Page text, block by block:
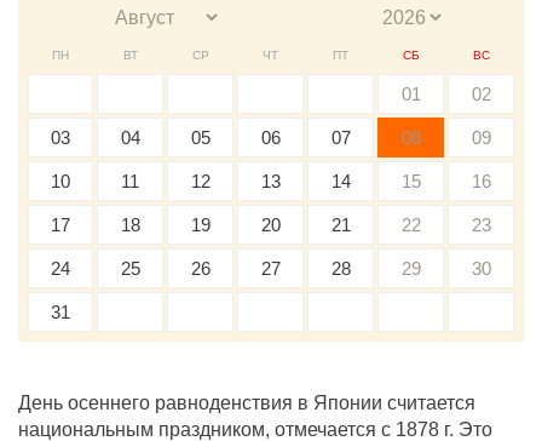
ПН ВТ СР ЧТ ПТ СБ ВС
01 02
03 04 05 06 07 08 09
10 11 12 13 14 15 16
17 18 19 20 21 22 23
24 25 26 27 28 29 30
31
День осеннего равноденствия в Японии считается
национальным праздником, отмечается с 1878 г. Это